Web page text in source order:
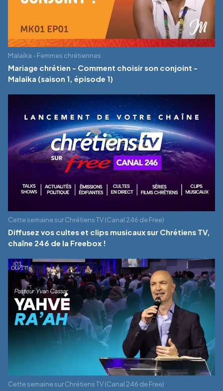
Malaïka - Femmes chrétiennes
Mariage chrétien - Comment choisir son conjoint -
Malaika (saison 1, épisode 1)
Cette semaine sur Chrétiens TV (Canal 246 de Free)
Diffusez vos cultes et clips musicaux sur Chrétiens TV,
chaîne 246 de la Freebox !
Cette semaine sur Chrétiens TV (Canal 246 de Free)